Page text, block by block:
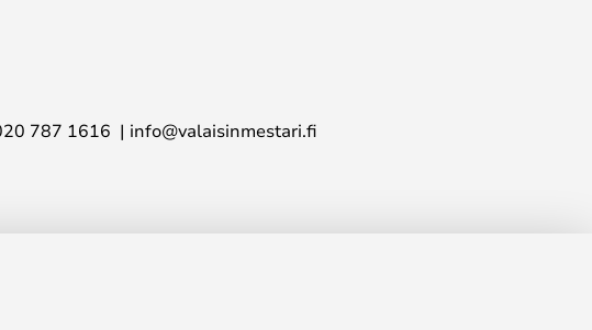
787 1616 info@valaisinmestari.fi